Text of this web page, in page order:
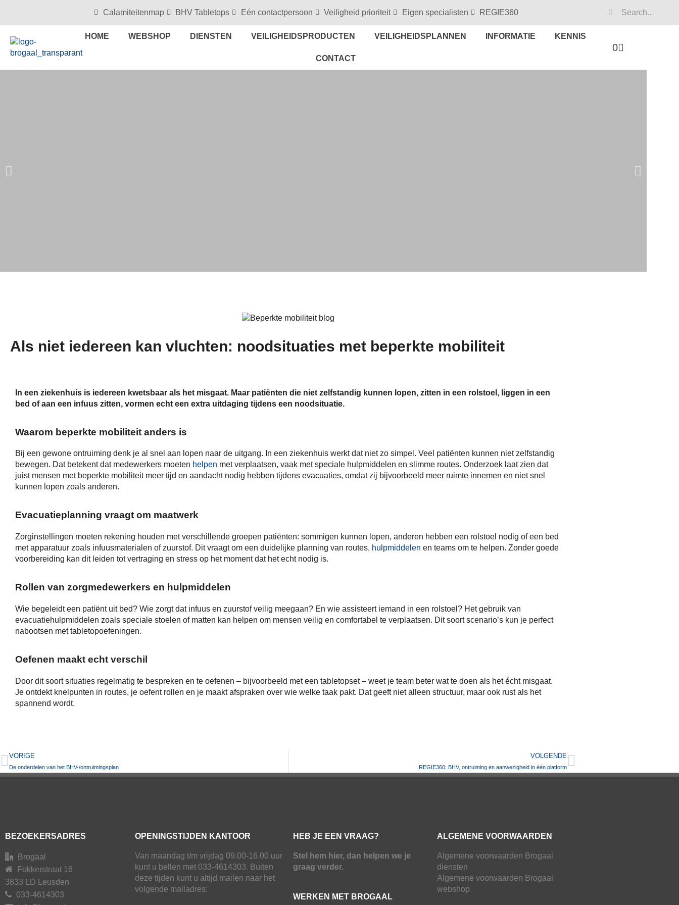
Calamiteitenmap BHV Tabletops Eén contactpersoon Veiligheid prioriteit Eigen specialisten REGIE360
HOME WEBSHOP DIENSTEN VEILIGHEIDSPRODUCTEN VEILIGHEIDSPLANNEN INFORMATIE KENNIS
CONTACT
0
Als niet iedereen kan vluchten: noodsituaties met beperkte mobiliteit
In een ziekenhuis is iedereen kwetsbaar als het misgaat. Maar patiënten die niet zelfstandig kunnen lopen, zitten in een rolstoel, liggen in een
bed of aan een infuus zitten, vormen echt een extra uitdaging tijdens een noodsituatie.
Waarom beperkte mobiliteit anders is
Bij een gewone ontruiming denk je al snel aan lopen naar de uitgang. In een ziekenhuis werkt dat niet zo simpel. Veel patiënten kunnen niet zelfstandig
bewegen. Dat betekent dat medewerkers moeten helpen met verplaatsen, vaak met speciale hulpmiddelen en slimme routes. Onderzoek laat zien dat
juist mensen met beperkte mobiliteit meer tijd en aandacht nodig hebben tijdens evacuaties, omdat zij bijvoorbeeld meer ruimte innemen en niet snel
kunnen lopen zoals anderen.
Evacuatieplanning vraagt om maatwerk
Zorginstellingen moeten rekening houden met verschillende groepen patiënten: sommigen kunnen lopen, anderen hebben een rolstoel nodig of een bed
met apparatuur zoals infuusmaterialen of zuurstof. Dit vraagt om een duidelijke planning van routes, hulpmiddelen en teams om te helpen. Zonder goede
voorbereiding kan dit leiden tot vertraging en stress op het moment dat het echt nodig is.
Rollen van zorgmedewerkers en hulpmiddelen
Wie begeleidt een patiënt uit bed? Wie zorgt dat infuus en zuurstof veilig meegaan? En wie assisteert iemand in een rolstoel? Het gebruik van
evacuatiehulpmiddelen zoals speciale stoelen of matten kan helpen om mensen veilig en comfortabel te verplaatsen. Dit soort scenario’s kun je perfect
nabootsen met tabletopoefeningen.
Oefenen maakt echt verschil
Door dit soort situaties regelmatig te bespreken en te oefenen – bijvoorbeeld met een tabletopset – weet je team beter wat te doen als het écht misgaat.
Je ontdekt knelpunten in routes, je oefent rollen en je maakt afspraken over wie welke taak pakt. Dat geeft niet alleen structuur, maar ook rust als het
spannend wordt.
VORIGE
De onderdelen van het BHV-/ontruimingsplan
VOLGENDE
REGIE360: BHV, ontruiming en aanwezigheid in één platform
BEZOEKERSADRES
Brogaal
Fokkerstraat 16
3833 LD Leusden
033-4614303
OPENINGSTIJDEN KANTOOR
Van maandag t/m vrijdag 09.00-16.00 uur
kunt u bellen met 033-4614303. Buiten
deze tijden kunt u altijd mailen naar het
volgende mailadres:
HEB JE EEN VRAAG?
Stel hem hier, dan helpen we je
graag verder.
WERKEN MET BROGAAL
ALGEMENE VOORWAARDEN
Algemene voorwaarden Brogaal
diensten
Algemene voorwaarden Brogaal
webshop